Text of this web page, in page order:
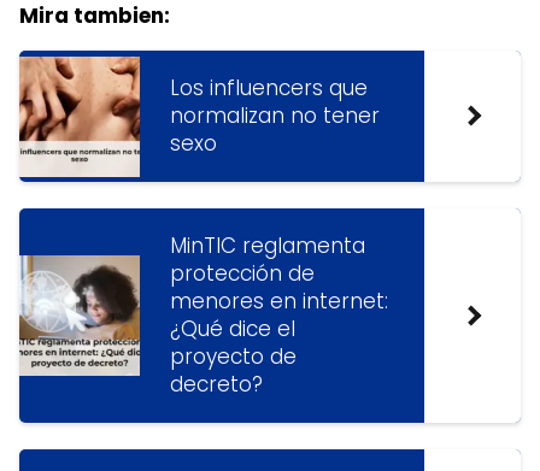
Mira tambien:
Los influencers que
normalizan no tener
sexo
MinTIC reglamenta
protección de
menores en internet:
¿Qué dice el
proyecto de
decreto?